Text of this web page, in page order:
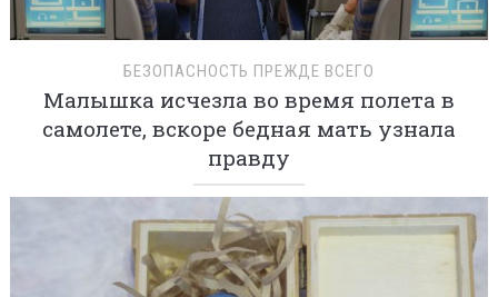
БЕЗОПАСНОСТЬ ПРЕЖДЕ ВСЕГО
Малышка исчезла во время полета в
самолете, вскоре бедная мать узнала
правду